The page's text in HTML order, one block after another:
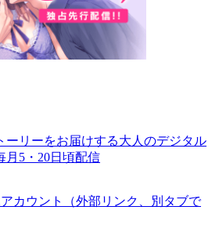
ーリーをお届けする大人のデジタル
月5・20日頃配信
カウント
（外部リンク、別タブで